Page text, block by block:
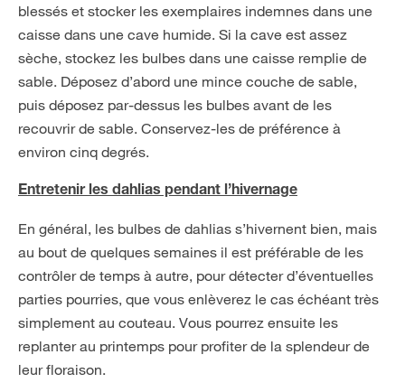
blessés et stocker les exemplaires indemnes dans une
caisse dans une cave humide. Si la cave est assez
sèche, stockez les bulbes dans une caisse remplie de
sable. Déposez d’abord une mince couche de sable,
puis déposez par-dessus les bulbes avant de les
recouvrir de sable. Conservez-les de préférence à
environ cinq degrés.
Entretenir les dahlias pendant l’hivernage
En général, les bulbes de dahlias s’hivernent bien, mais
au bout de quelques semaines il est préférable de les
contrôler de temps à autre, pour détecter d’éventuelles
parties pourries, que vous enlèverez le cas échéant très
simplement au couteau. Vous pourrez ensuite les
replanter au printemps pour profiter de la splendeur de
leur floraison.